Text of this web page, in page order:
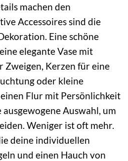
machen den
Accessoires sind die
Eine schöne
elegante Vase mit
Zweigen, Kerzen für eine
oder kleine
Flur mit Persönlichkeit
Auswahl, um
Weniger ist oft mehr.
deine individuellen
und einen Hauch von